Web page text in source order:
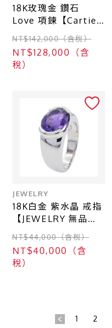
18K玫瑰金 鑽石
Love 項鍊【Cartier
卡地亞】 B7224528
NT$142,000（含稅）
NT$128,000（含
稅）
JEWELRY
18K白金 紫水晶 戒指
【JEWELRY 無品牌
珠寶】 Amethyst
11.75g
NT$44,000（含稅）
NT$40,000（含
稅）
1 2